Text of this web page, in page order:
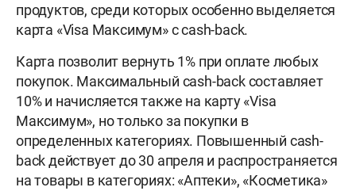
продуктов, среди которых особенно выделяется
карта «Visa Максимум» с cash-back.
Карта позволит вернуть 1% при оплате любых
покупок. Максимальный cash-back составляет
10% и начисляется также на карту «Visa
Максимум», но только за покупки в
определенных категориях. Повышенный cash-
back действует до 30 апреля и распространяется
на товары в категориях: «Аптеки», «Косметика»